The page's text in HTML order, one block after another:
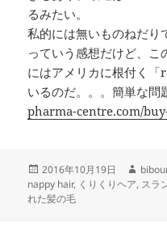
るみたい。
私的には無いものねだり
っていう感想だけど、
にはアメリカに根付く
いるのだ。。。簡単な問
pharma-centre.com/
投
稿
日:
2016年10月19日
作
成
nappy hair, くりくりヘア, スラ
れた髪の毛